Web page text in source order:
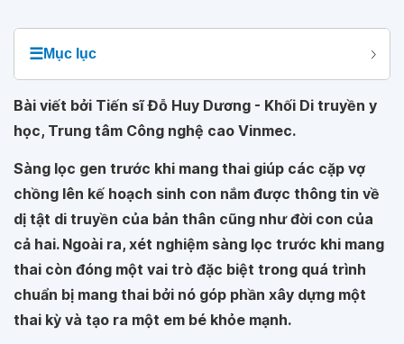
☰Mục lục
Bài viết bởi Tiến sĩ Đỗ Huy Dương - Khối Di truyền y
học, Trung tâm Công nghệ cao Vinmec.
Sàng lọc gen trước khi mang thai giúp các cặp vợ
chồng lên kế hoạch sinh con nắm được thông tin về
dị tật di truyền của bản thân cũng như đời con của
cả hai. Ngoài ra, xét nghiệm sàng lọc trước khi mang
thai còn đóng một vai trò đặc biệt trong quá trình
chuẩn bị mang thai bởi nó góp phần xây dựng một
thai kỳ và tạo ra một em bé khỏe mạnh.